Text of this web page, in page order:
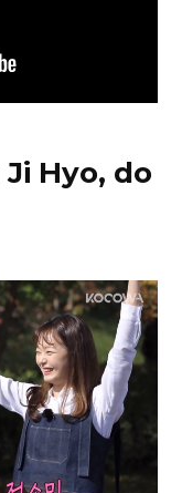
Hyo, do